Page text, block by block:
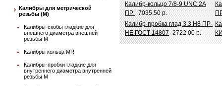
Калибры для метрической
резьбы (М)
Калибры-скобы гладкие для
внешнего диаметра внешней
резьбы М
Калибры кольца MR
Калибры-пробки гладкие для
внутреннего диаметра внутренней
резьбы М
Калибр-кольцо 7/8-9 UNC 2А
ПР 7035.50 р.
Калибр-пробка глад 3.3 Н8 ПР-
НЕ ГОСТ 14807 2722.00 р.